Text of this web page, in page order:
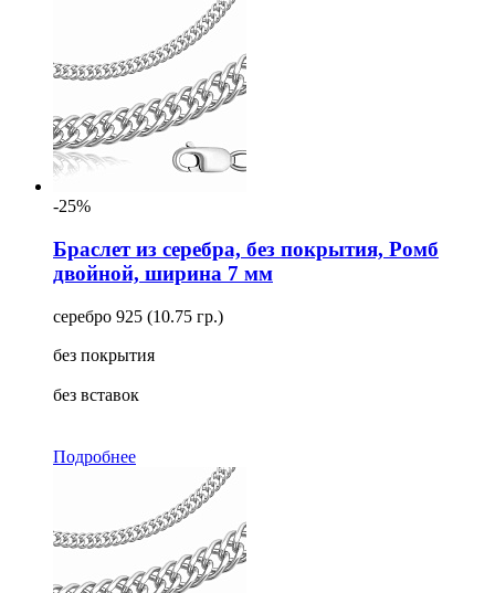
-25%
Браслет из серебра, без покрытия, Ромб
двойной, ширина 7 мм
серебро 925 (10.75 гр.)
без покрытия
без вставок
Подробнее